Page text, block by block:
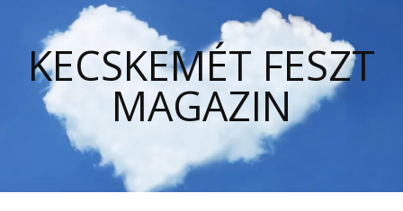
KECSKEMÉT FESZT
MAGAZIN